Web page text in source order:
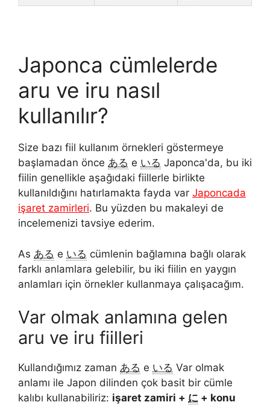
Japonca cümlelerde
aru ve iru nasıl
kullanılır?
Size bazı fiil kullanım örnekleri göstermeye
başlamadan önce ある e いる Japonca'da, bu iki
fiilin genellikle aşağıdaki fiillerle birlikte
kullanıldığını hatırlamakta fayda var Japoncada
işaret zamirleri. Bu yüzden bu makaleyi de
incelemenizi tavsiye ederim.
As ある e いる cümlenin bağlamına bağlı olarak
farklı anlamlara gelebilir, bu iki fiilin en yaygın
anlamları için örnekler kullanmaya çalışacağım.
Var olmak anlamına gelen
aru ve iru fiilleri
Kullandığımız zaman ある e いる Var olmak
anlamı ile Japon dilinden çok basit bir cümle
kalıbı kullanabiliriz: işaret zamiri + に + konu